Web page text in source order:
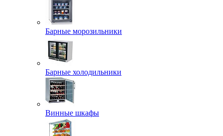
Барные морозильники
Барные холодильники
Винные шкафы